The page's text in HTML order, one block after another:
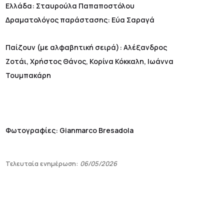
Ελλάδα: Σταυρούλα Παπαποστόλου
Δραματολόγος παράστασης: Εύα Σαραγά
Παίζουν (με αλφαβητική σειρά): Αλέξανδρος
Ζοτάι, Χρήστος Θάνος, Κορίνα Κόκκαλη, Ιωάννα
Τουμπακάρη
Φωτογραφίες: Gianmarco Bresadola
Τελευταία ενημέρωση: 06/05/2026